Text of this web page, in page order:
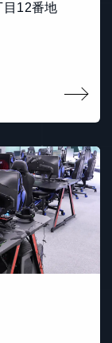
⽬12番地